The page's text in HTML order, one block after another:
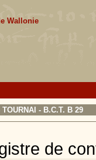
Wallonie
- B.C.T. B 29
de